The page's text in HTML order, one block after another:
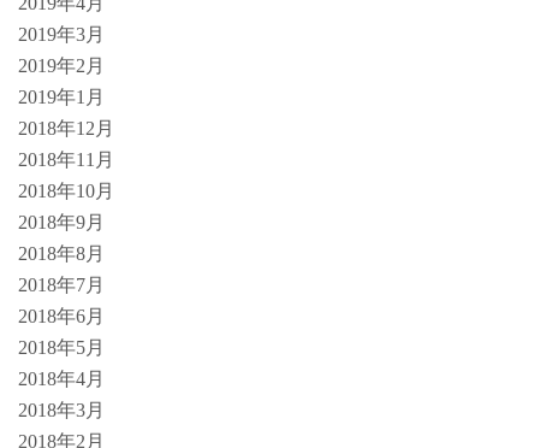
2019年3月
2019年2月
2019年1月
2018年12月
2018年11月
2018年10月
2018年9月
2018年8月
2018年7月
2018年6月
2018年5月
2018年4月
2018年3月
2018年2月